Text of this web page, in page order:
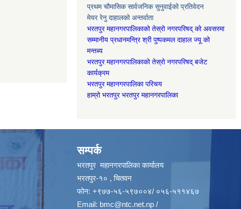
प्रथम चौमासिक सार्वजनिक सुनुवाईको प्रतिवेदन
मेयर रेनु दाहालको अन्तर्वाता
भरतपुर महानगरपालिकाको तेस्रो नगरपरिषद् को अवसरमा
सम्मानीय प्रधानमन्त्रि श्री पुष्पकमल दाहाल ज्यू को
मन्तब्य
भरतपुर महानगरपालिकाको तेस्रो नगरपरिषद् बजेट
कार्यक्रम
भरतपुर महानगरपालिका परिचय
हाम्रो भरतपुर भरतपुर महानगरपालिका
सम्पर्क
भरतपुर महानगरपालिका कार्यालय
भरतपुर-१० , चितवन
फोन: +९७७-५६-५९७००४/ ०५६-५११४६७
Email: bmc@ntc.net.np /